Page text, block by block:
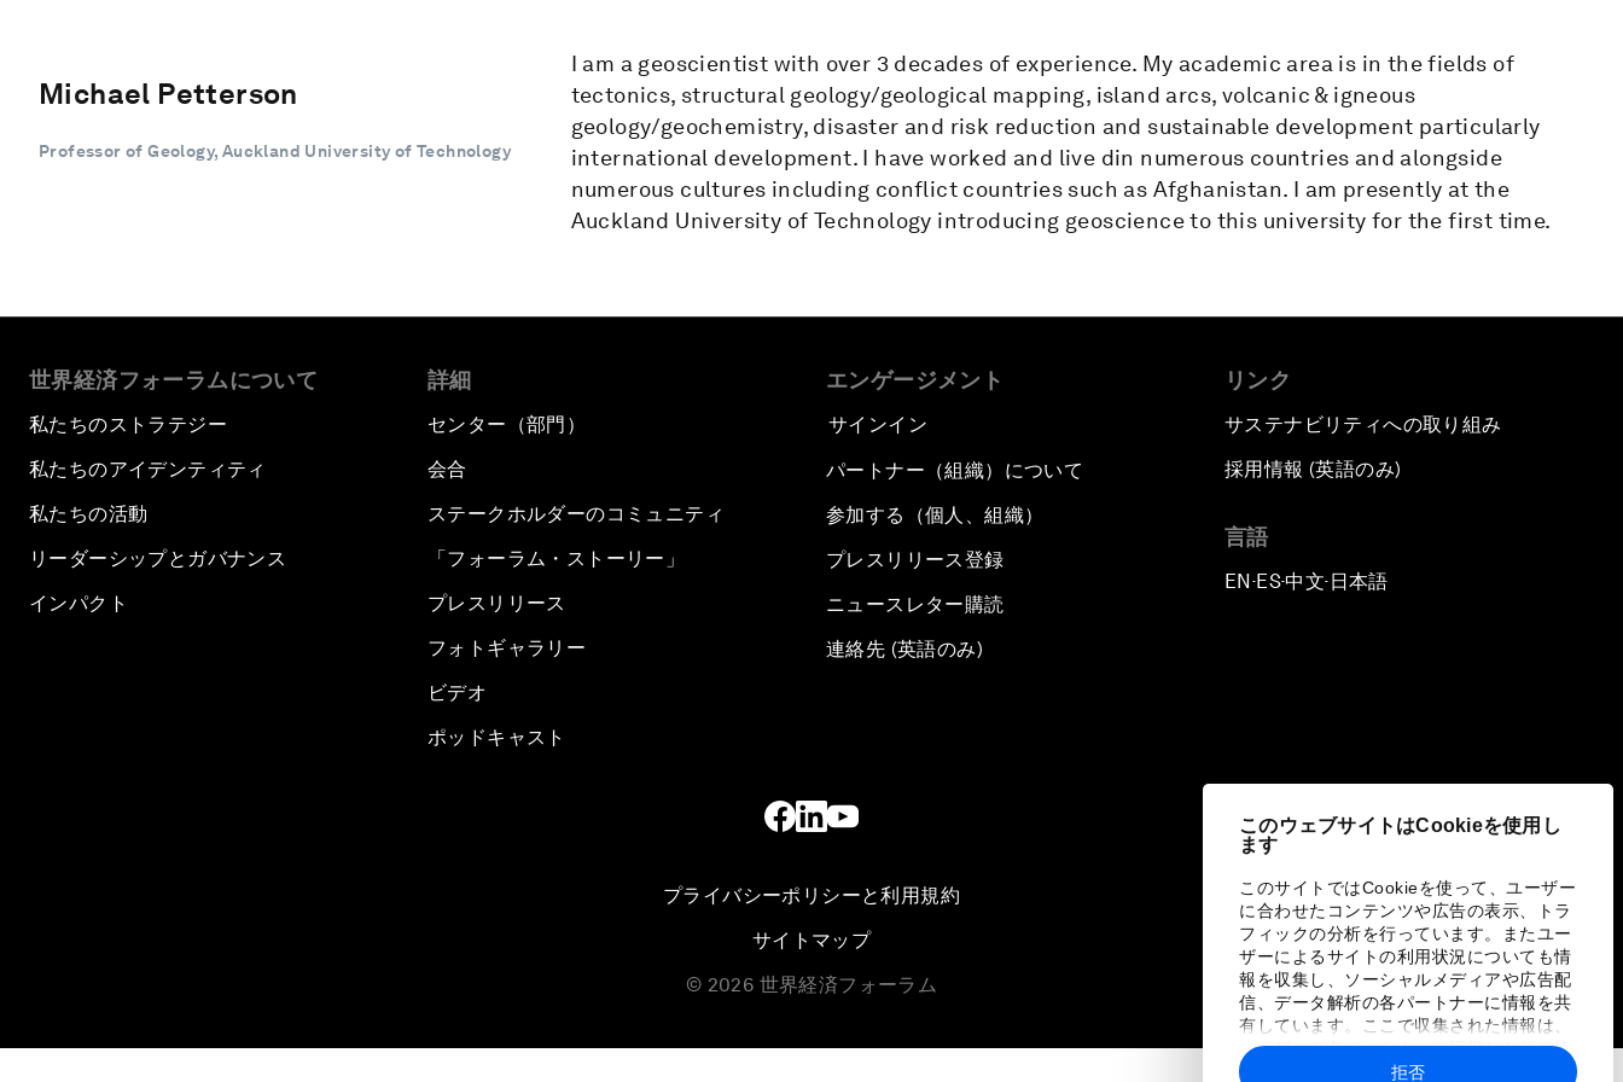
このウェブサイトはCookieを使用し
ます
このサイトではCookieを使って、ユーザー
に合わせたコンテンツや広告の表示、トラ
フィックの分析を行っています。またユー
ザーによるサイトの利用状況についても情
報を収集し、ソーシャルメディアや広告配
信、データ解析の各パートナーに情報を共
有しています。ここで収集された情報は、
ユーザーが各パートナーに提供した他の情
報や各パートナーのサービスを使用した際
拒否
Michael Petterson
Professor of Geology, Auckland University of Technology
I am a geoscientist with over 3 decades of experience. My academic area is in the fields of
tectonics, structural geology/geological mapping, island arcs, volcanic & igneous
geology/geochemistry, disaster and risk reduction and sustainable development particularly
international development. I have worked and live din numerous countries and alongside
numerous cultures including conflict countries such as Afghanistan. I am presently at the
Auckland University of Technology introducing geoscience to this university for the first time.
世界経済フォーラムについて
私たちのストラテジー
私たちのアイデンティティ
私たちの活動
リーダーシップとガバナンス
インパクト
詳細
センター（部門）
会合
ステークホルダーのコミュニティ
「フォーラム・ストーリー」
プレスリリース
フォトギャラリー
ビデオ
ポッドキャスト
エンゲージメント
サインイン
パートナー（組織）について
参加する（個人、組織）
プレスリリース登録
ニュースレター購読
連絡先 (英語のみ)
リンク
サステナビリティへの取り組み
採用情報 (英語のみ)
言語
EN ▪ES▪中文▪ 日本語
プライバシーポリシーと利用規約
サイトマップ
© 2026 世界経済フォーラム